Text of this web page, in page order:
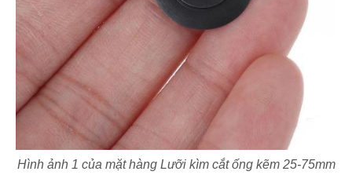
Hình ảnh 1 của mặt hàng Lưỡi kìm cắt ống kẽm 25-75mm